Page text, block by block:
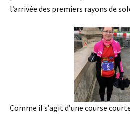
l’arrivée des premiers rayons de
Comme il s’agit d’une course